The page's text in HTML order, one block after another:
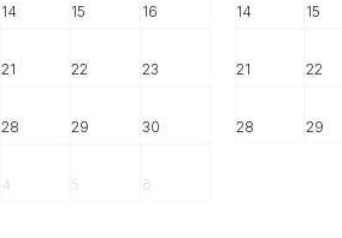
14 15 16
21 22 23
28 29 30
4 5 6
14 15
21 22
28 29